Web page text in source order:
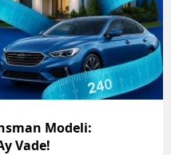
Modeli:
Vade!